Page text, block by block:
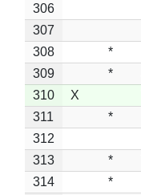
306
307
308
*
309
*
310
X
311
*
312
313
*
314
*